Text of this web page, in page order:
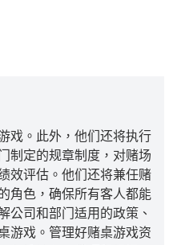
戏。此外，他们还将执行
制定的规章制度，对赌场
效评估。他们还将兼任赌
角色，确保所有客人都能
公司和部门适用的政策、
游戏。管理好赌桌游戏资